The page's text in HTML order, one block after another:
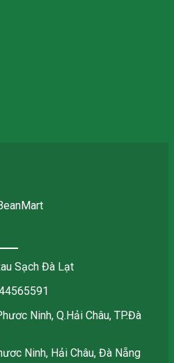
Sạch Đà Lạt
Ninh, Q.Hải Châu, TP.Đà
Ninh, Hải Châu, Đà Nẵng